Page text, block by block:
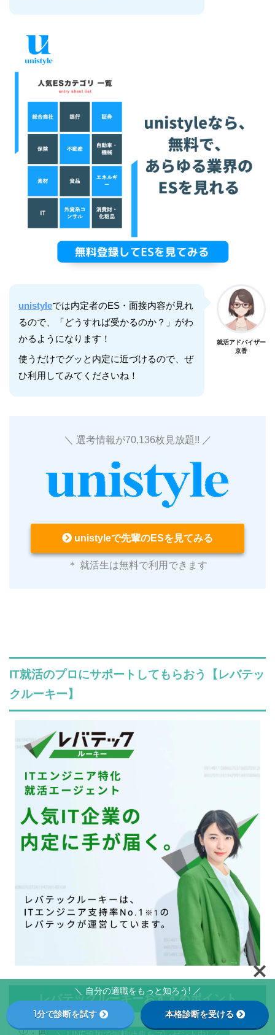
unistyleでは内定者のES・面接内容が見れ
るので、「どうすれば受かるのか？」がわ
かるようになります！
使うだけでグッと内定に近づけるので、ぜ
ひ利用してみてくださいね！
就活アドバイザー
京香
＼ 選考情報が70,136枚見放題!! ／
unistyleで先輩のESを見てみる
＊ 就活生は無料で利用できます
IT就活のプロにサポートしてもらおう【レバテッ
クルーキー】
レバテックルーキーおすすめポイント
①：面接を通過するテクニックが分かる
＼ 自分の適職をもっと知ろう! ／
1分で診断を試す 本格診断を受ける